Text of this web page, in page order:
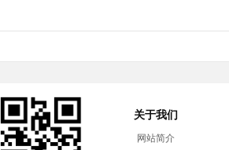
关于我们
网站简介